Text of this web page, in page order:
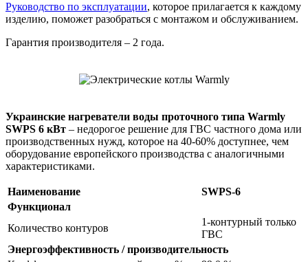
Руководство по эксплуатации, которое прилагается к каждому
изделию, поможет разобраться с монтажом и обслуживанием.
Гарантия производителя – 2 года.
Украинские нагреватели воды проточного типа Warmly
SWPS 6 кВт – недорогое решение для ГВС частного дома или
производственных нужд, которое на 40-60% доступнее, чем
оборудование европейского производства с аналогичными
характеристиками.
Наименование
SWPS-6
Функционал
Количество контуров
1-контурный только
ГВС
Энергоэффективность / производительность